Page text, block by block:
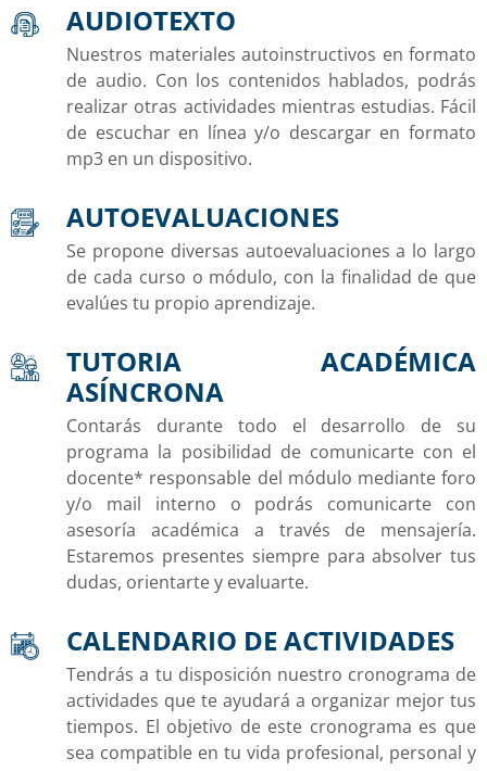
AUDIOTEXTO
Nuestros materiales autoinstructivos en formato
de audio. Con los contenidos hablados, podrás
realizar otras actividades mientras estudias. Fácil
de escuchar en línea y/o descargar en formato
mp3 en un dispositivo.
AUTOEVALUACIONES
Se propone diversas autoevaluaciones a lo largo
de cada curso o módulo, con la finalidad de que
evalúes tu propio aprendizaje.
TUTORIA ACADÉMICA
ASÍNCRONA
Contarás durante todo el desarrollo de su
programa la posibilidad de comunicarte con el
docente* responsable del módulo mediante foro
y/o mail interno o podrás comunicarte con
asesoría académica a través de mensajería.
Estaremos presentes siempre para absolver tus
dudas, orientarte y evaluarte.
CALENDARIO DE ACTIVIDADES
Tendrás a tu disposición nuestro cronograma de
actividades que te ayudará a organizar mejor tus
tiempos. El objetivo de este cronograma es que
sea compatible en tu vida profesional, personal y